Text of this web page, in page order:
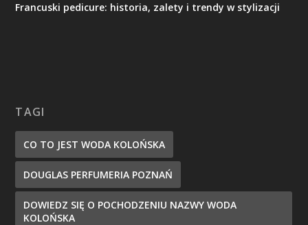
Francuski pedicure: historia, zalety i trendy w stylizacji
TAGI
CO TO JEST WODA KOLOŃSKA
DOUGLAS PERFUMERIA POZNAŃ
DOWIEDZ SIĘ O POCHODZENIU NAZWY WODA
KOLOŃSKA